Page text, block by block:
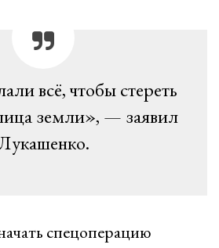
всё, чтобы стереть
земли», — заявил
спецоперацию